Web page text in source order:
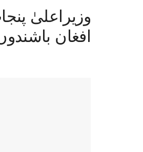
وزیراعلیٰ
افغان